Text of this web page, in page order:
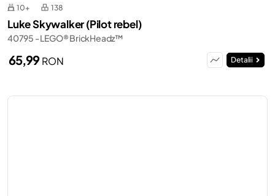
10+ 138
Luke Skywalker (Pilot rebel)
40795 - LEGO® BrickHeadz™
65,99RON Detalii